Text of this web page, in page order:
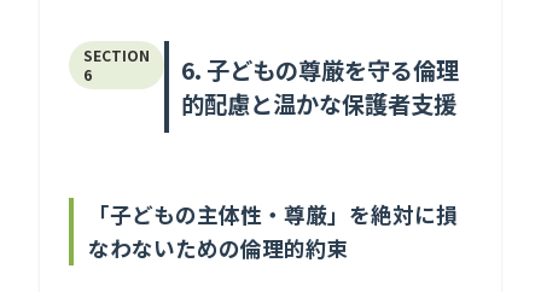
SECTION
6
6. 子どもの尊厳を守る倫理
的配慮と温かな保護者支援
「子どもの主体性・尊厳」を絶対に損
なわないための倫理的約束